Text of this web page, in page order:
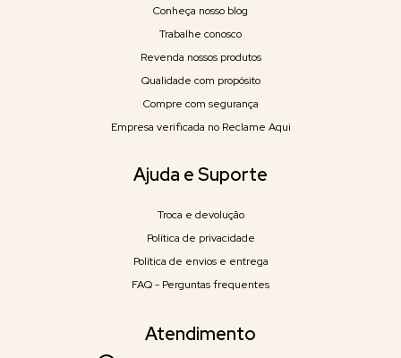
Conheça nosso blog
Trabalhe conosco
Revenda nossos produtos
Qualidade com propósito
Compre com segurança
Empresa verificada no Reclame Aqui
Ajuda e Suporte
Troca e devolução
Política de privacidade
Política de envios e entrega
FAQ - Perguntas frequentes
Atendimento